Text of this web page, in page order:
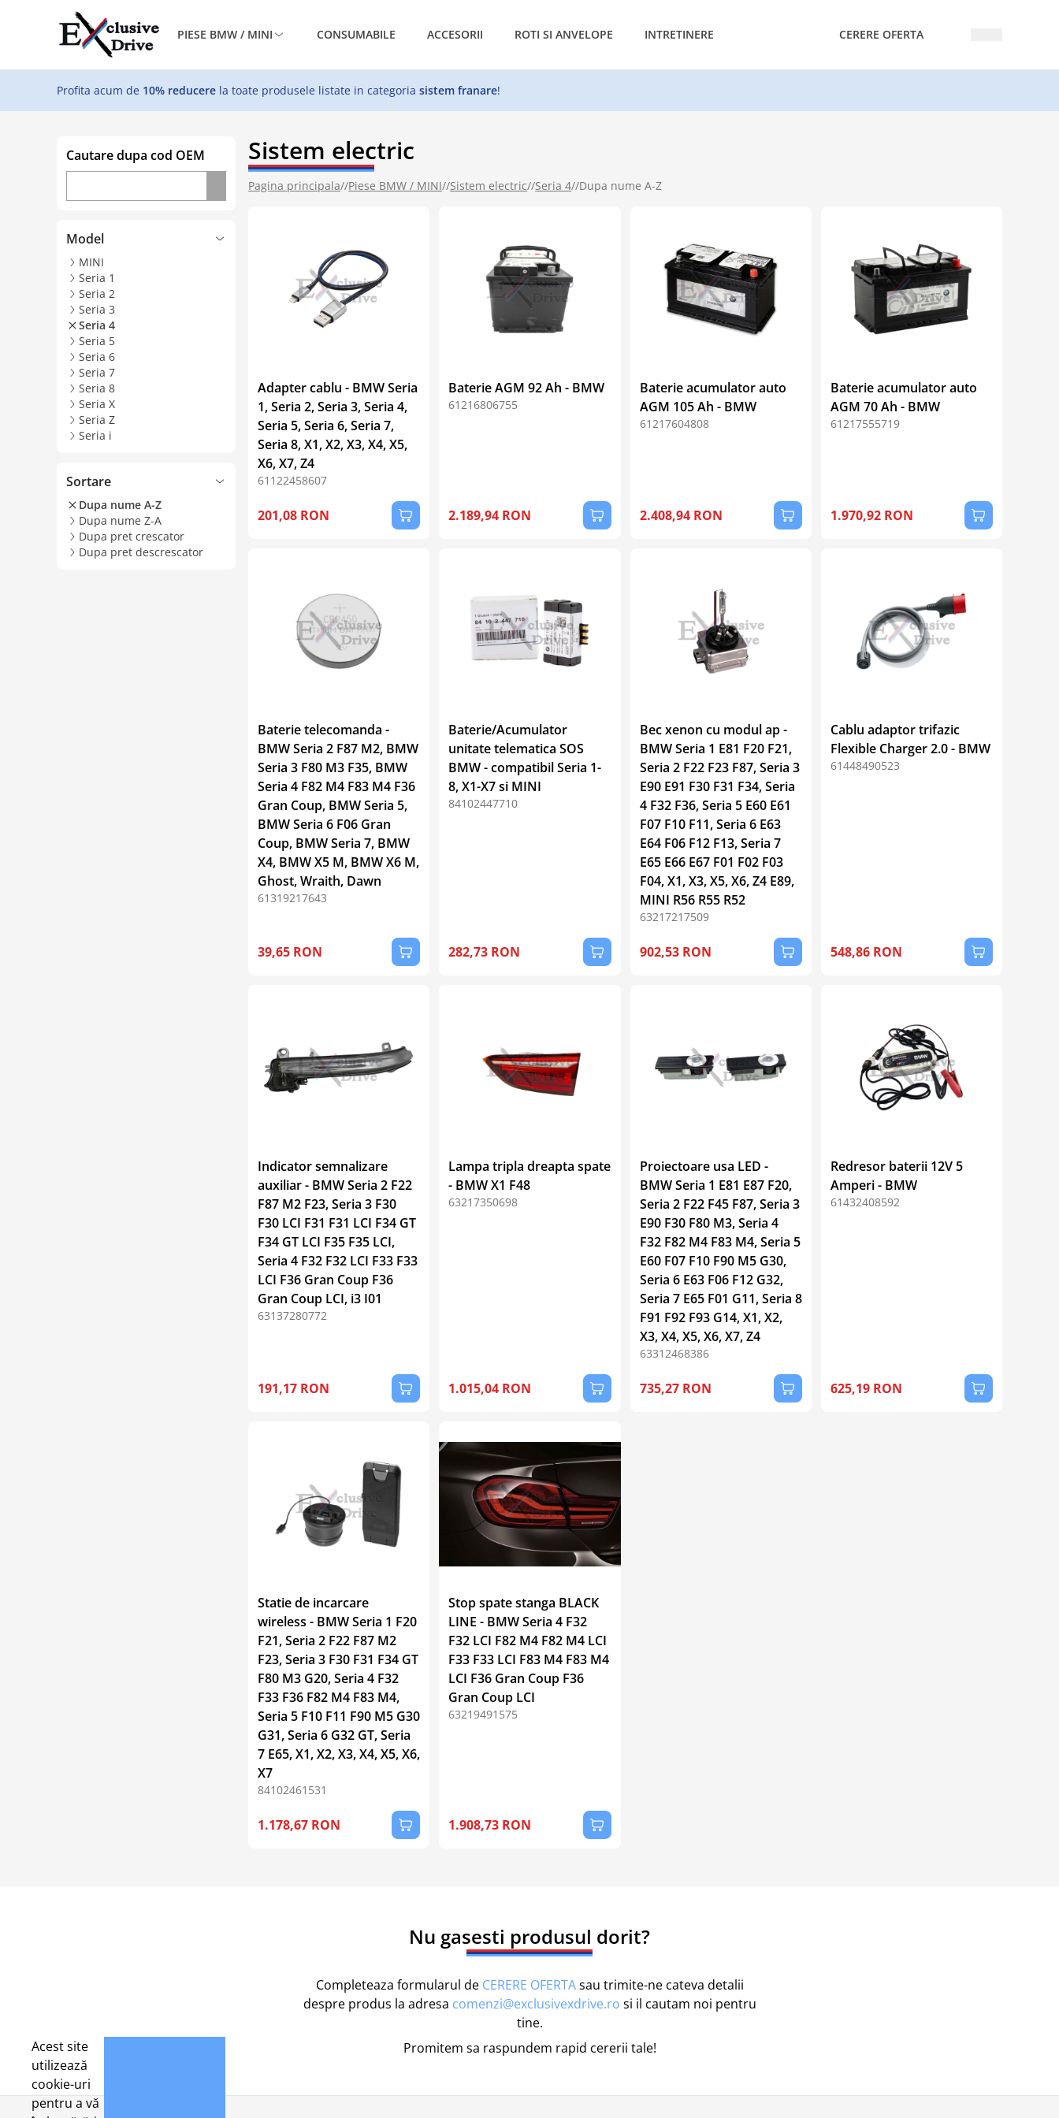
PIESE BMW / MINI CONSUMABILE ACCESORII ROTI SI ANVELOPE INTRETINERE CERERE OFERTA
Profita acum de 10% reducere la toate produsele listate in categoria sistem franare!
Cautare dupa cod OEM
Model
MINI
Seria 1
Seria 2
Seria 3
Seria 4
Seria 5
Seria 6
Seria 7
Seria 8
Seria X
Seria Z
Seria i
Sortare
Dupa nume A-Z
Dupa nume Z-A
Dupa pret crescator
Dupa pret descrescator
Sistem electric
Pagina principala//Piese BMW / MINI//Sistem electric//Seria 4//Dupa nume A-Z
Adapter cablu - BMW Seria
1, Seria 2, Seria 3, Seria 4,
Seria 5, Seria 6, Seria 7,
Seria 8, X1, X2, X3, X4, X5,
X6, X7, Z4
61122458607
201,08 RON
Baterie AGM 92 Ah - BMW
61216806755
2.189,94 RON
Baterie acumulator auto
AGM 105 Ah - BMW
61217604808
2.408,94 RON
Baterie acumulator auto
AGM 70 Ah - BMW
61217555719
1.970,92 RON
Baterie telecomanda -
BMW Seria 2 F87 M2, BMW
Seria 3 F80 M3 F35, BMW
Seria 4 F82 M4 F83 M4 F36
Gran Coup, BMW Seria 5,
BMW Seria 6 F06 Gran
Coup, BMW Seria 7, BMW
X4, BMW X5 M, BMW X6 M,
Ghost, Wraith, Dawn
61319217643
39,65 RON
Baterie/Acumulator
unitate telematica SOS
BMW - compatibil Seria 1-
8, X1-X7 si MINI
84102447710
282,73 RON
Bec xenon cu modul ap -
BMW Seria 1 E81 F20 F21,
Seria 2 F22 F23 F87, Seria 3
E90 E91 F30 F31 F34, Seria
4 F32 F36, Seria 5 E60 E61
F07 F10 F11, Seria 6 E63
E64 F06 F12 F13, Seria 7
E65 E66 E67 F01 F02 F03
F04, X1, X3, X5, X6, Z4 E89,
MINI R56 R55 R52
63217217509
902,53 RON
Cablu adaptor trifazic
Flexible Charger 2.0 - BMW
61448490523
548,86 RON
Indicator semnalizare
auxiliar - BMW Seria 2 F22
F87 M2 F23, Seria 3 F30
F30 LCI F31 F31 LCI F34 GT
F34 GT LCI F35 F35 LCI,
Seria 4 F32 F32 LCI F33 F33
LCI F36 Gran Coup F36
Gran Coup LCI, i3 I01
63137280772
191,17 RON
Lampa tripla dreapta spate
- BMW X1 F48
63217350698
1.015,04 RON
Proiectoare usa LED -
BMW Seria 1 E81 E87 F20,
Seria 2 F22 F45 F87, Seria 3
E90 F30 F80 M3, Seria 4
F32 F82 M4 F83 M4, Seria 5
E60 F07 F10 F90 M5 G30,
Seria 6 E63 F06 F12 G32,
Seria 7 E65 F01 G11, Seria 8
F91 F92 F93 G14, X1, X2,
X3, X4, X5, X6, X7, Z4
63312468386
735,27 RON
Redresor baterii 12V 5
Amperi - BMW
61432408592
625,19 RON
Statie de incarcare
wireless - BMW Seria 1 F20
F21, Seria 2 F22 F87 M2
F23, Seria 3 F30 F31 F34 GT
F80 M3 G20, Seria 4 F32
F33 F36 F82 M4 F83 M4,
Seria 5 F10 F11 F90 M5 G30
G31, Seria 6 G32 GT, Seria
7 E65, X1, X2, X3, X4, X5, X6,
X7
84102461531
1.178,67 RON
Stop spate stanga BLACK
LINE - BMW Seria 4 F32
F32 LCI F82 M4 F82 M4 LCI
F33 F33 LCI F83 M4 F83 M4
LCI F36 Gran Coup F36
Gran Coup LCI
63219491575
1.908,73 RON
Nu gasesti produsul dorit?
Completeaza formularul de CERERE OFERTAsau trimite-ne cateva detalii
despre produs la adresa comenzi@exclusivexdrive.ro si il cautam noi pentru
tine.
Promitem sa raspundem rapid cererii tale!
Acest site
utilizează
cookie-uri
pentru a vă